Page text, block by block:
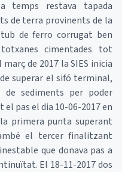
temps restava tapada
de terra provinents de la
de ferro corrugat ben
cimentades tot
de 2017 la SIES inicia
superar el sifó terminal,
de sediments per poder
pas el dia 10-06-2017 en
primera punta superant
el tercer finalitzant
que donava pas a
El 18-11-2017 dos